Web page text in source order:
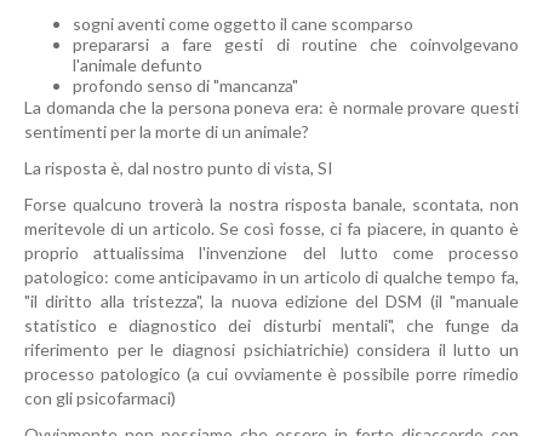
sogni aventi come oggetto il cane scomparso
prepararsi a fare gesti di routine che coinvolgevano
l'animale defunto
profondo senso di "mancanza"
La domanda che la persona poneva era: è normale provare questi
sentimenti per la morte di un animale?
La risposta è, dal nostro punto di vista, SI
Forse qualcuno troverà la nostra risposta banale, scontata, non
meritevole di un articolo. Se così fosse, ci fa piacere, in quanto è
proprio attualissima l'invenzione del lutto come processo
patologico: come anticipavamo in un articolo di qualche tempo fa,
"il diritto alla tristezza", la nuova edizione del DSM (il "manuale
statistico e diagnostico dei disturbi mentali", che funge da
riferimento per le diagnosi psichiatrichie) considera il lutto un
processo patologico (a cui ovviamente è possibile porre rimedio
con gli psicofarmaci)